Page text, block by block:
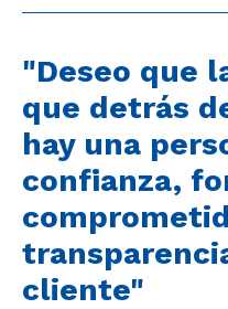
"Deseo que
que detrás
hay una
confianza,
cliente"